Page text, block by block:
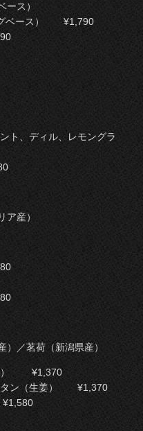
ース）
グベース） ¥1,790
ト、ディル、レモングラ
産）
／茗荷（新潟県産）
葵） ¥1,370
タン（生姜） ¥1,370